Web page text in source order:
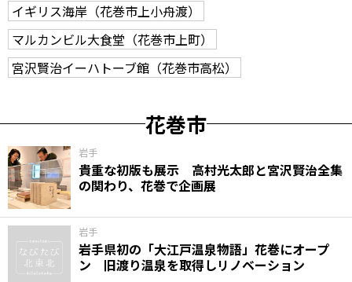
イギリス海岸（花巻市上小舟渡）
マルカンビル大食堂（花巻市上町）
宮沢賢治イーハトーブ館（花巻市高松）
花巻市
岩手
貴重な初版も展示 高村光太郎と宮沢賢治全集
の関わり、花巻で企画展
岩手
岩手県初の「大江戸温泉物語」花巻にオープ
ン 旧渡り温泉を取得しリノベーション